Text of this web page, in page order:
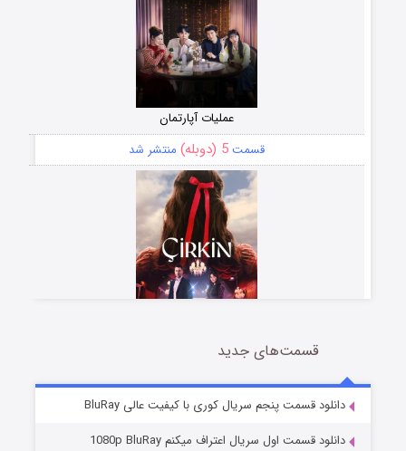
عملیات آپارتمان
قسمت5 (دوبله) منتشر شد
سریال زشت
قسمت2 (زیرنویس) منتشر شد
قسمت‌های جدید
دانلود قسمت پنجم سریال کوری با کیفیت عالی BluRay
دانلود قسمت اول سریال اعتراف میکنم 1080p BluRay